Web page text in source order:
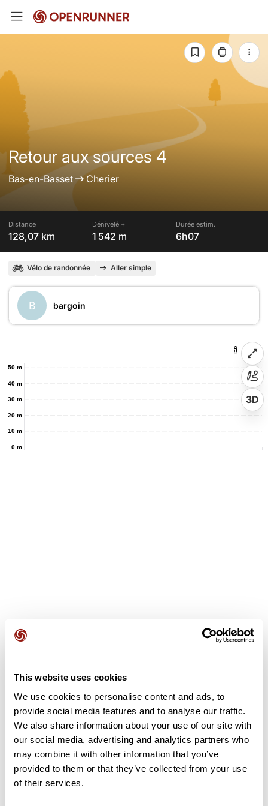
This website uses cookies
We use cookies to personalise content and ads, to
provide social media features and to analyse our traffic.
We also share information about your use of our site with
our social media, advertising and analytics partners who
may combine it with other information that you’ve
provided to them or that they’ve collected from your use
of their services.
Retour aux sources 4
Bas-en-Basset Cherier
Distance
128,07 km
Dénivelé +
1 542 m
Durée estim.
6h07
Vélo de randonnée Aller simple
B bargoin
0 m
10 m
20 m
30 m
40 m
50 m
3D
Avis des utilisateurs
Soyez le premier à ajouter un avis !
Ajouter un avis
Résumé